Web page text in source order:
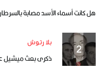
هل كانت أسماء الأسد مصابة
بلا رتوش
ذكرى بعث ميشيل